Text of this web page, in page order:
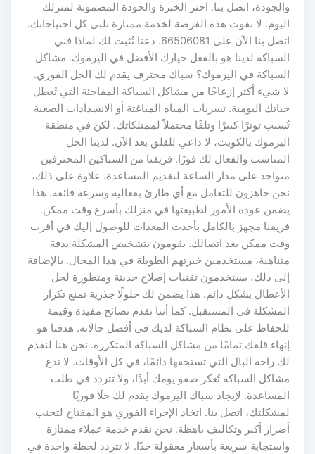
والجودة، اتصل بنا. اختر الخبرة والجودة المضمونة لمنزلك
اليوم. لا تفوت هذه الفرصة لخدمة ممتازة تلبي كل احتياجاتك.
اتصل بنا الآن على 66506081. دعنا نُثبت لك لماذا فني
السباكة لدينا هو بالفعل خيارك الأفضل في اليرموك. مشاكل
السباكة في اليرموك؟ سباك محترف يقدم لك الحل الفوري.
لا شيء أكثر إزعاجًا من مشاكل السباكة المفاجئة التي تُعطل
حياتك اليومية. تسربات المياه المباغتة أو الانسدادات الصعبة
تُسبب توترًا كبيرًا وتلفًا محتملاً لممتلكاتك. لكن في منطقة
اليرموك بالكويت، لا داعي للقلق بعد الآن. لدينا الحل
المناسب والفعال لك فورًا. فريقنا من السباكين المحترفين
متواجد على مدار الساعة لتقديم المساعدة. علاوة على ذلك،
نحن جاهزون للتعامل مع أي طارئ بفعالية وسرعة فائقة. هذا
يضمن عودة الأمور لطبيعتها في منزلك بأسرع وقت ممكن.
فريقنا مجهز بالكامل بأحدث المعدات للوصول إليك في أقرب
وقت ممكن بعد اتصالك. يقومون بتشخيص المشكلة بدقة
متناهية، مستخدمين خبرتهم الطويلة في هذا المجال. بالإضافة
إلى ذلك، يستخدمون تقنيات إصلاح حديثة ومتطورة لحل
الأعطال بشكل دائم. هذا يضمن لك حلولًا جذرية تمنع تكرار
المشكلة في المستقبل. كما أننا نقدم نصائح مفيدة وقيمة
للحفاظ على نظام السباكة لديك في أفضل حالاته. هدفنا هو
إنهاء قلقك تمامًا من مشاكل السباكة المتكررة. نحن هنا لنقدم
لك راحة البال التي تستحقها دائمًا، في كل الأوقات. لا تدع
مشاكل السباكة تُعكر صفو يومك أبدًا، ولا تتردد في طلب
المساعدة. لإيجاد سباك اليرموك يقدم لك حلًا فوريًا
لمشكلتك، اتصل بنا. اتخاذ الإجراء الفوري هو المفتاح لتجنب
أضرار أكبر وتكاليف باهظة. نحن نقدم خدمة عملاء ممتازة
واستجابة سريعة بأسعار معقولة جدًا. لا تتردد لحظة واحدة في